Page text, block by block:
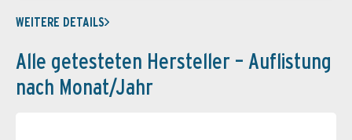
WEITERE DETAILS
Alle getesteten Hersteller – Auflistung
nach Monat/Jahr